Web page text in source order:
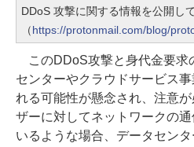
DDoS 攻撃に関する情報を公開し
（https://protonmail.com/blog/
このDDoS攻撃と身代金要求
センターやクラウドサービス
れる可能性が懸念され、注意
ザーに対してネットワークの
いるような場合、データセン